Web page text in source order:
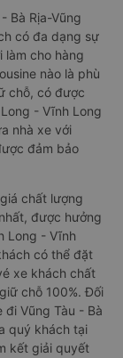
Bà Rịa-Vũng
có đa dạng sự
làm cho hàng
nào là phù
chỗ, có được
- Vĩnh Long
nhà xe với
đảm bảo
chất lượng
được hưởng
Long - Vĩnh
có thể đặt
xe khách chất
chỗ 100%. Đối
Vũng Tàu - Bà
quý khách tại
kết giải quyết